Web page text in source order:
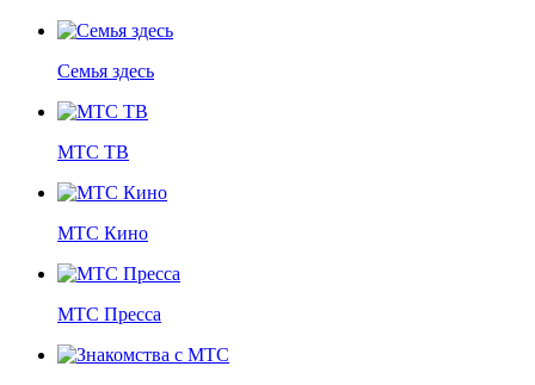
Семья здесь
МТС ТВ
МТС Кино
МТС Пресса